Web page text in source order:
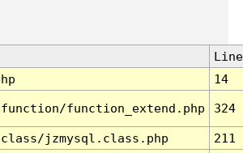
Line
14
function_extend.php 324
jzmysql.class.php
211